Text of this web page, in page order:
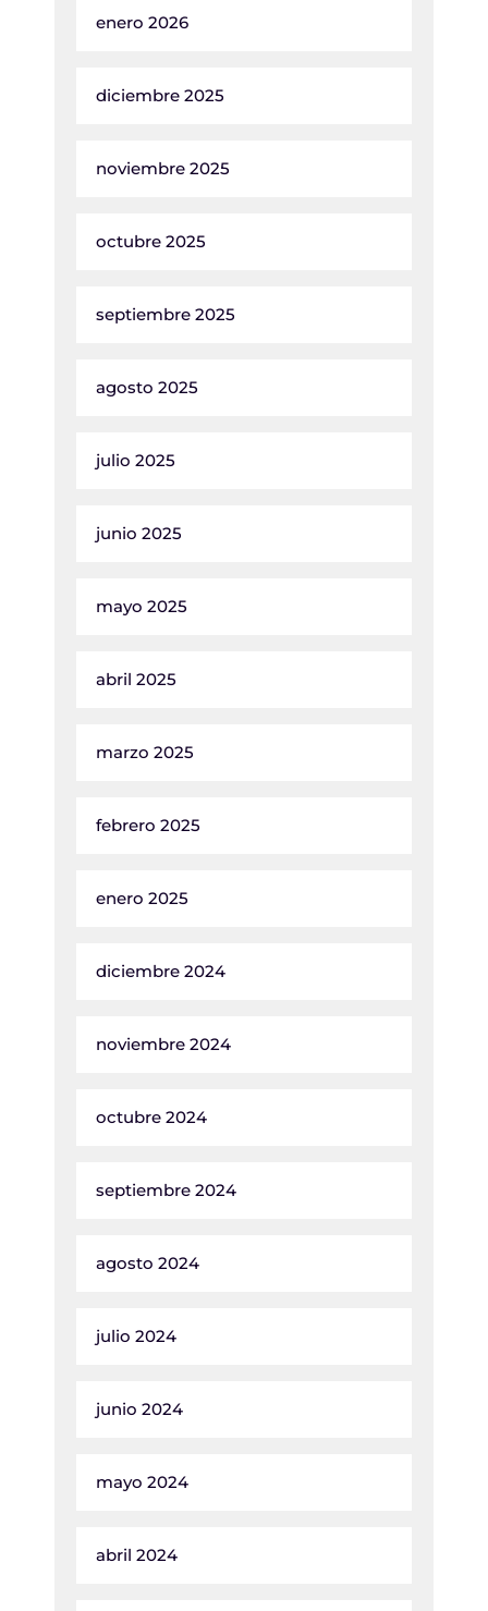
enero 2026
diciembre 2025
noviembre 2025
octubre 2025
septiembre 2025
agosto 2025
julio 2025
junio 2025
mayo 2025
abril 2025
marzo 2025
febrero 2025
enero 2025
diciembre 2024
noviembre 2024
octubre 2024
septiembre 2024
agosto 2024
julio 2024
junio 2024
mayo 2024
abril 2024